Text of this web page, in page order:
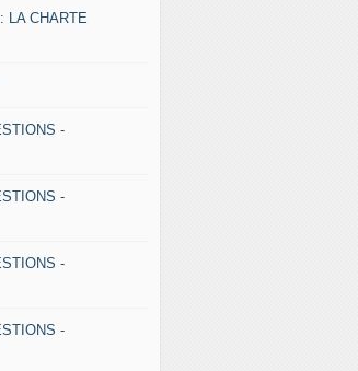
LA CHARTE
-
-
-
-